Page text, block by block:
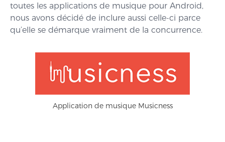
toutes les applications de musique pour Android,
nous avons décidé de inclure aussi celle-ci parce
qu’elle se démarque vraiment de la concurrence.
Application de musique Musicness